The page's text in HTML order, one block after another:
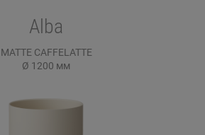
Alba
MATTE CAFFELATTE
Ø 1200 мм